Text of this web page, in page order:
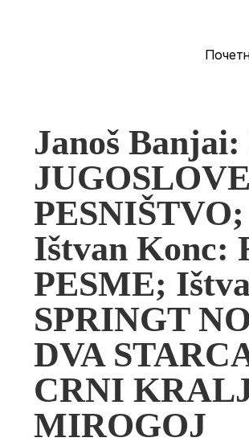
Janoš
Ištvan Konc:
PESME;
SPRINGT
DVA
CRNI
MIROGOJ